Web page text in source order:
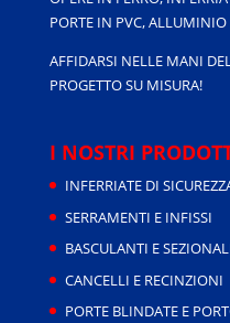
PORTE IN PVC,
AFFIDARSI NELLE MANI
PROGETTO SU MISURA!
I NOSTRI
INFERRIATE DI
SERRAMENTI E INFISSI
BASCULANTI E
CANCELLI E RECINZIONI
PORTE BLINDATE E